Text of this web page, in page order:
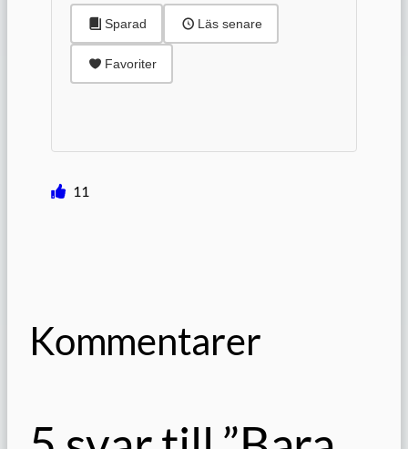
Sparad Läs senare
Favoriter
11
Kommentarer